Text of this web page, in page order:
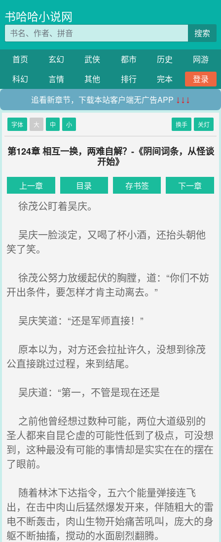
书哈哈小说网
搜索
首页 玄幻 武侠 都市 历史
网游
科幻
言情 其他 排行 完本
登录
追看新章节，下载本站客户端无广告APP ↓↓↓
字体 大 中 小 换手 关灯
第124章 相互一换，两难自解？-《阴间词条，从怪谈
开始》
上一章 目录 存书签 下一章
徐茂公盯着吴庆。
吴庆一脸淡定，又喝了杯小酒，还抬头朝他
笑了笑。
徐茂公努力放缓起伏的胸膛，道：“你们不妨
开出条件，要怎样才肯主动离去。”
吴庆笑道：“还是军师直接！”
原本以为，对方还会拉扯许久，没想到徐茂
公直接跳过过程，来到结尾。
吴庆道：“第一，不管是现在还是
之前他曾经想过数种可能，两位大道级别的
圣人都来自昆仑虚的可能性低到了极点，可没想
到，这种最没有可能的事情却是实实在在的摆在
了眼前。
随着林沐下达指令，五六个能量弹接连飞
出，在击中肉山后猛然爆发开来，伴随粗大的雷
电不断轰击，肉山生物开始痛苦吼叫，庞大的身
躯不断抽搐，搅动的水面剧烈翻腾。